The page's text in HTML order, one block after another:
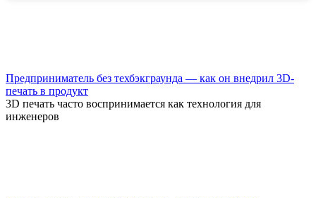
Предприниматель без техбэкграунда — как он внедрил 3D-
печать в продукт
3D печать часто воспринимается как технология для
инженеров